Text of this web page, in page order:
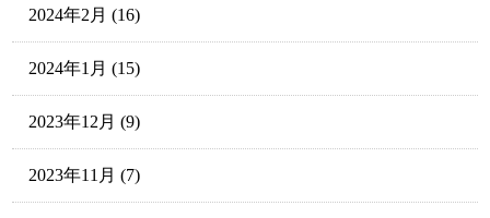
2024年2月 (16)
2024年1月 (15)
2023年12月 (9)
2023年11月 (7)